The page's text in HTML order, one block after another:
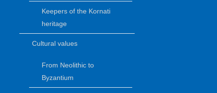
Keepers of the Kornati
heritage
Cultural values
From Neolithic to
Byzantium